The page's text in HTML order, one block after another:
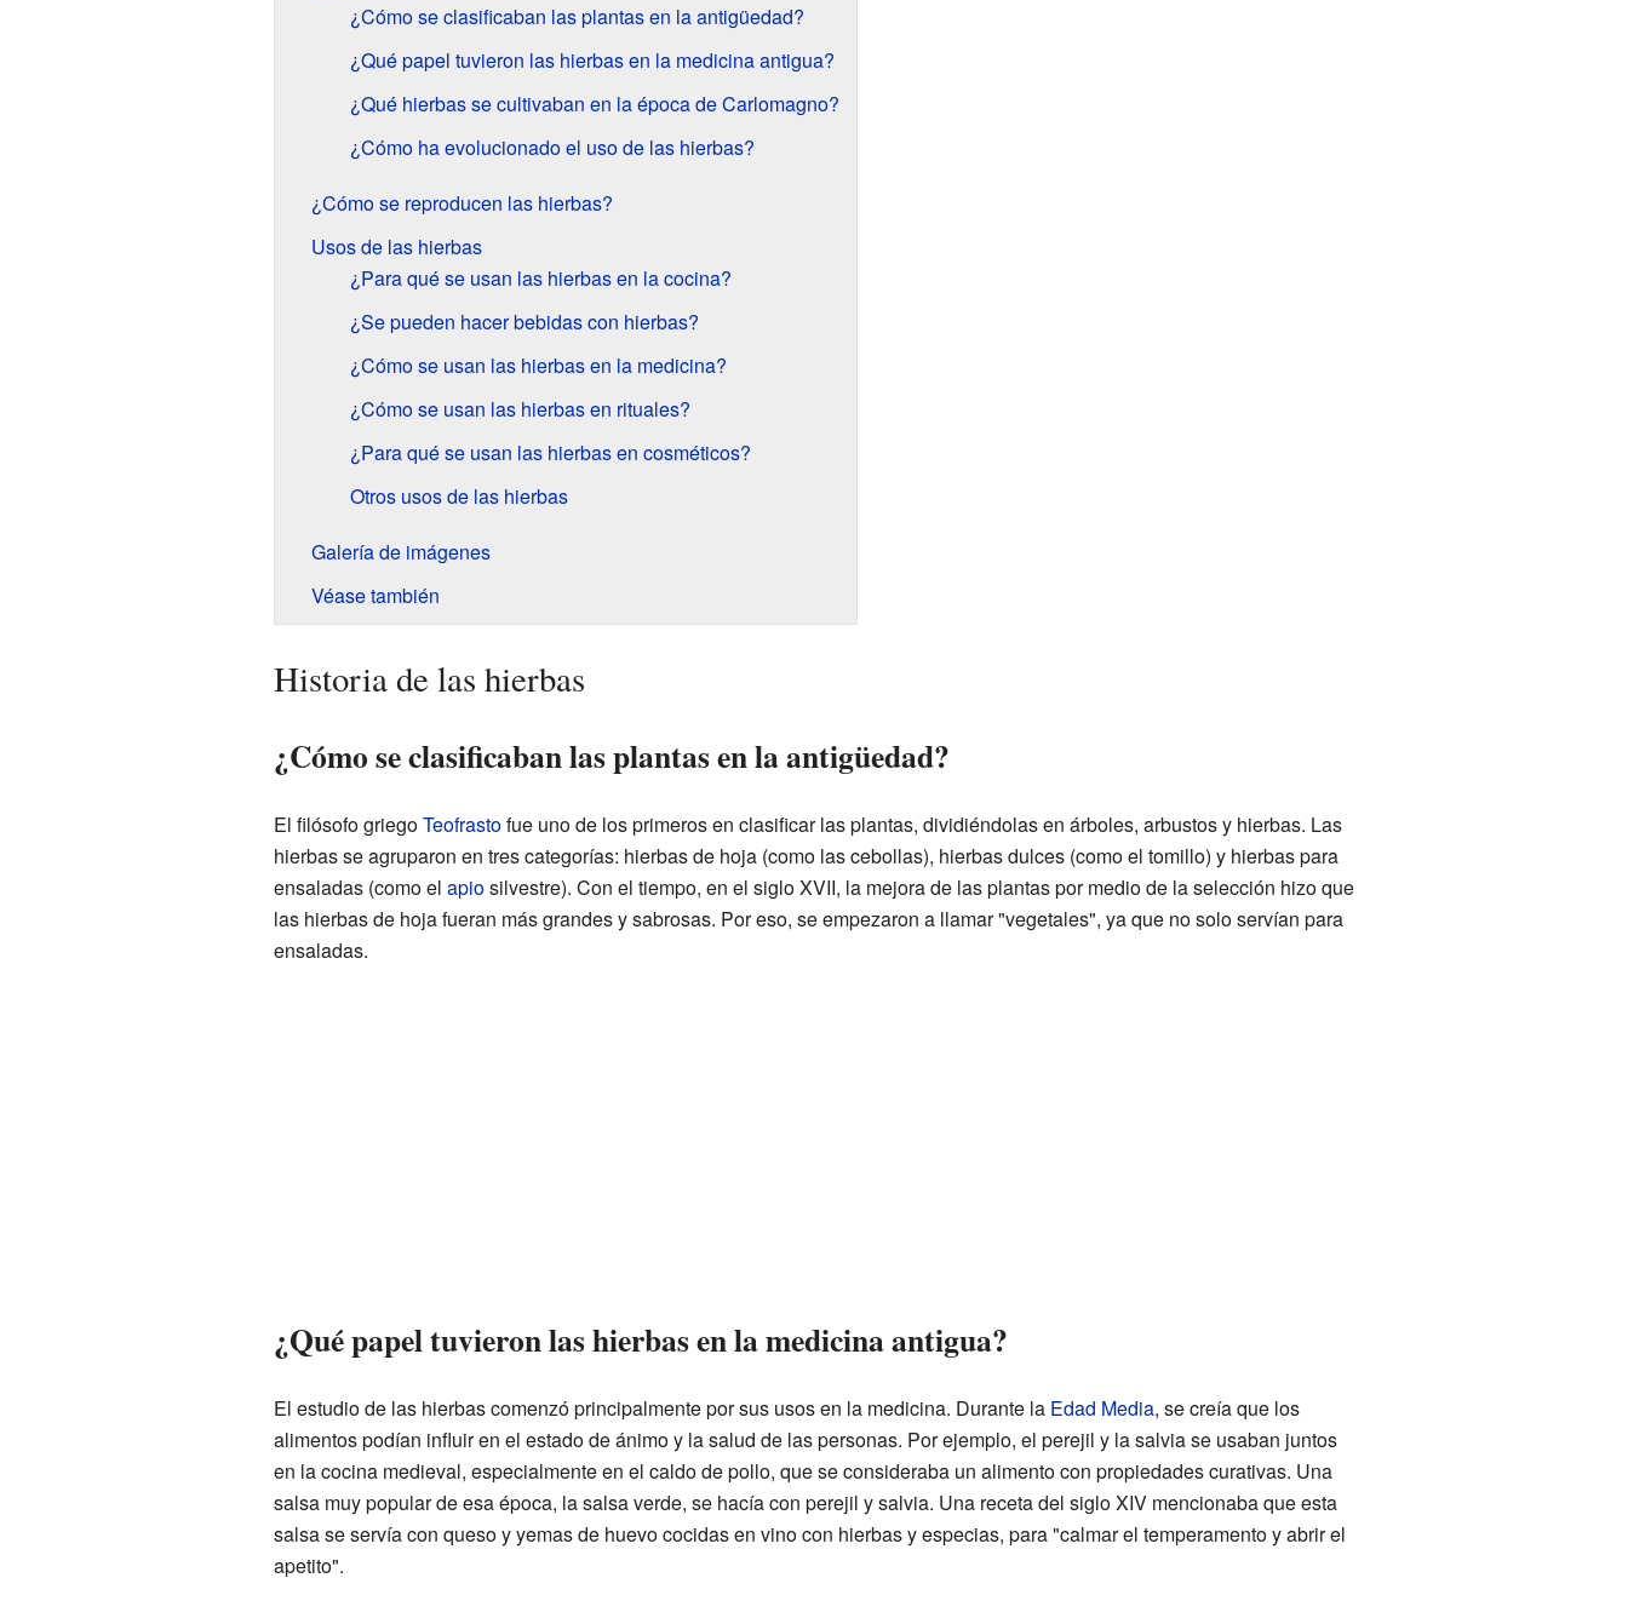
¿Cómo se clasificaban las plantas en la antigüedad?
¿Qué papel tuvieron las hierbas en la medicina antigua?
¿Qué hierbas se cultivaban en la época de Carlomagno?
¿Cómo ha evolucionado el uso de las hierbas?
¿Cómo se reproducen las hierbas?
Usos de las hierbas
¿Para qué se usan las hierbas en la cocina?
¿Se pueden hacer bebidas con hierbas?
¿Cómo se usan las hierbas en la medicina?
¿Cómo se usan las hierbas en rituales?
¿Para qué se usan las hierbas en cosméticos?
Otros usos de las hierbas
Galería de imágenes
Véase también
Historia de las hierbas
¿Cómo se clasificaban las plantas en la antigüedad?
El filósofo griegoTeofrastofue uno de los primeros en clasificar las plantas, dividiéndolas en árboles, arbustos y hierbas. Las
hierbas se agruparon en tres categorías: hierbas de hoja (como las cebollas), hierbas dulces (como el tomillo) y hierbas para
ensaladas (como el apiosilvestre). Con el tiempo, en el siglo XVII, la mejora de las plantas por medio de la selección hizo que
las hierbas de hoja fueran más grandes y sabrosas. Por eso, se empezaron a llamar "vegetales", ya que no solo servían para
ensaladas.
¿Qué papel tuvieron las hierbas en la medicina antigua?
El estudio de las hierbas comenzó principalmente por sus usos en la medicina. Durante la Edad Media, se creía que los
alimentos podían influir en el estado de ánimo y la salud de las personas. Por ejemplo, el perejil y la salvia se usaban juntos
en la cocina medieval, especialmente en el caldo de pollo, que se consideraba un alimento con propiedades curativas. Una
salsa muy popular de esa época, la salsa verde, se hacía con perejil y salvia. Una receta del siglo XIV mencionaba que esta
salsa se servía con queso y yemas de huevo cocidas en vino con hierbas y especias, para "calmar el temperamento y abrir el
apetito".